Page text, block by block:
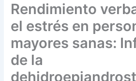
Rendimiento
el estrés en
mayores sanas:
de la